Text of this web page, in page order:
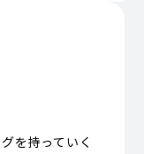
を持っていく